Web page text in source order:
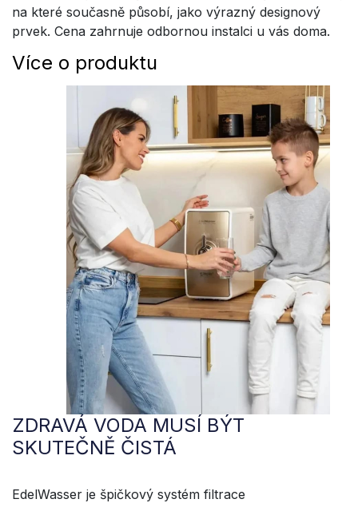
na které současně působí, jako výrazný designový
prvek. Cena zahrnuje odbornou instalci u vás doma.
Více o produktu
ZDRAVÁ VODA MUSÍ BÝT
SKUTEČNĚ ČISTÁ
EdelWasser je špičkový systém filtrace